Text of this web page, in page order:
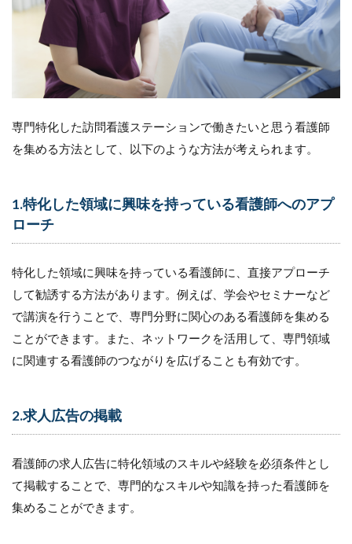
専門特化した訪問看護ステーションで働きたいと思う看護師
を集める方法として、以下のような方法が考えられます。
1.特化した領域に興味を持っている看護師へのアプ
ローチ
特化した領域に興味を持っている看護師に、直接アプローチ
して勧誘する方法があります。例えば、学会やセミナーなど
で講演を行うことで、専門分野に関心のある看護師を集める
ことができます。また、ネットワークを活用して、専門領域
に関連する看護師のつながりを広げることも有効です。
2.求人広告の掲載
看護師の求人広告に特化領域のスキルや経験を必須条件とし
て掲載することで、専門的なスキルや知識を持った看護師を
集めることができます。